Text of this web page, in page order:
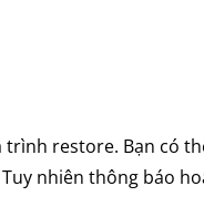
restore. Bạn có
nhiên thông báo